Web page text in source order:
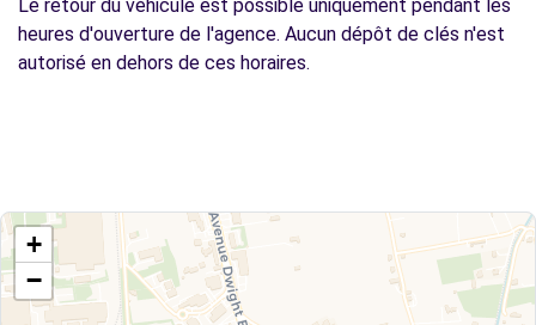
Le retour du véhicule est possible uniquement pendant les
heures d'ouverture de l'agence. Aucun dépôt de clés n'est
autorisé en dehors de ces horaires.
+
−